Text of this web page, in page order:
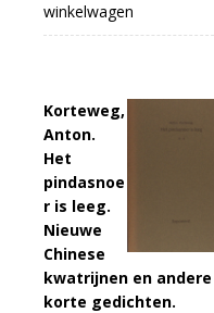
winkelwagen
Korteweg,
Anton.
Het
pindasnoe
r is leeg.
Nieuwe
Chinese
kwatrijnen en andere
korte gedichten.